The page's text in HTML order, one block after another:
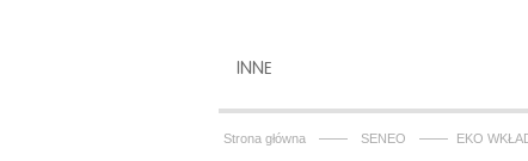
INNE
Strona główna —— SENEO —— EKO